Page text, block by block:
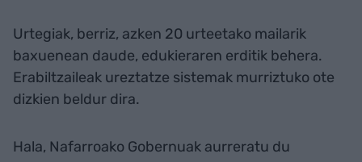
Urtegiak, berriz, azken 20 urteetako mailarik
baxuenean daude, edukieraren erditik behera.
Erabiltzaileak ureztatze sistemak murriztuko ote
dizkien beldur dira.
Hala, Nafarroako Gobernuak aurreratu du